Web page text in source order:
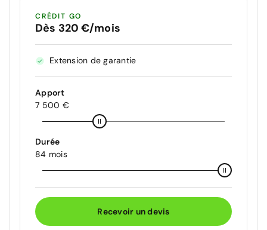
CRÉDIT GO
Dès 320 €/mois
Extension de garantie
Apport
7 500 €
Durée
84 mois
Recevoir un devis